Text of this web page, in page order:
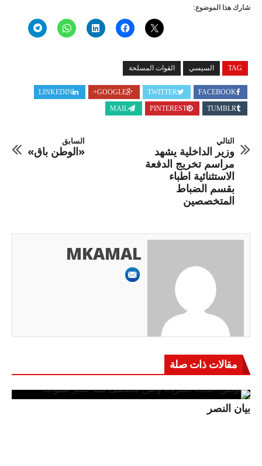
شارك هذا الموضوع:
TAG السيسي القوات المسلحة
FACEBOOK
TWITTER
GOOGLE+
LINKEDIN
TUMBLR
PINTEREST
MAIL
السابق
«الوطن باق»
التالي
وزير الداخلية يشهد
مراسم تخريج الدفعة
الاستثنائية اطباء
بقسم الضباط
المتخصصين
MKAMAL
مقالات ذات صلة
بيان النصر